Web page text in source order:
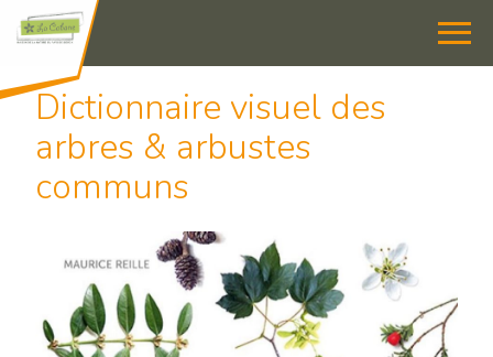
Dictionnaire visuel des
arbres & arbustes
communs